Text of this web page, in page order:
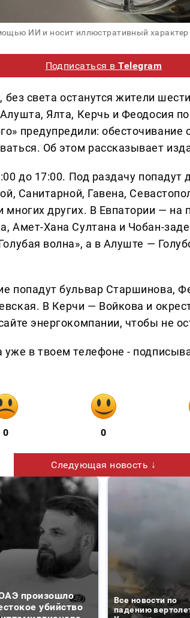
ИИ и носит иллюстративный характер
Подписаться вTelegram
без света останутся жители
Ялта, Керчь и Феодосия
предупредили: обесточивание
Об этом рассказывает
до 17:00. Под раздачу
Санитарной, Гавена,
других. В Евпатории — на
Амет-Хана Султана и Чобан-
волна», а в Алуште —
попадут бульвар Старшинова,
В Керчи — Войкова и
энергокомпании, чтобы не
в твоем телефоне -
0 0
Следующая новость ↓
произошло
убийство
Все новости по
падению